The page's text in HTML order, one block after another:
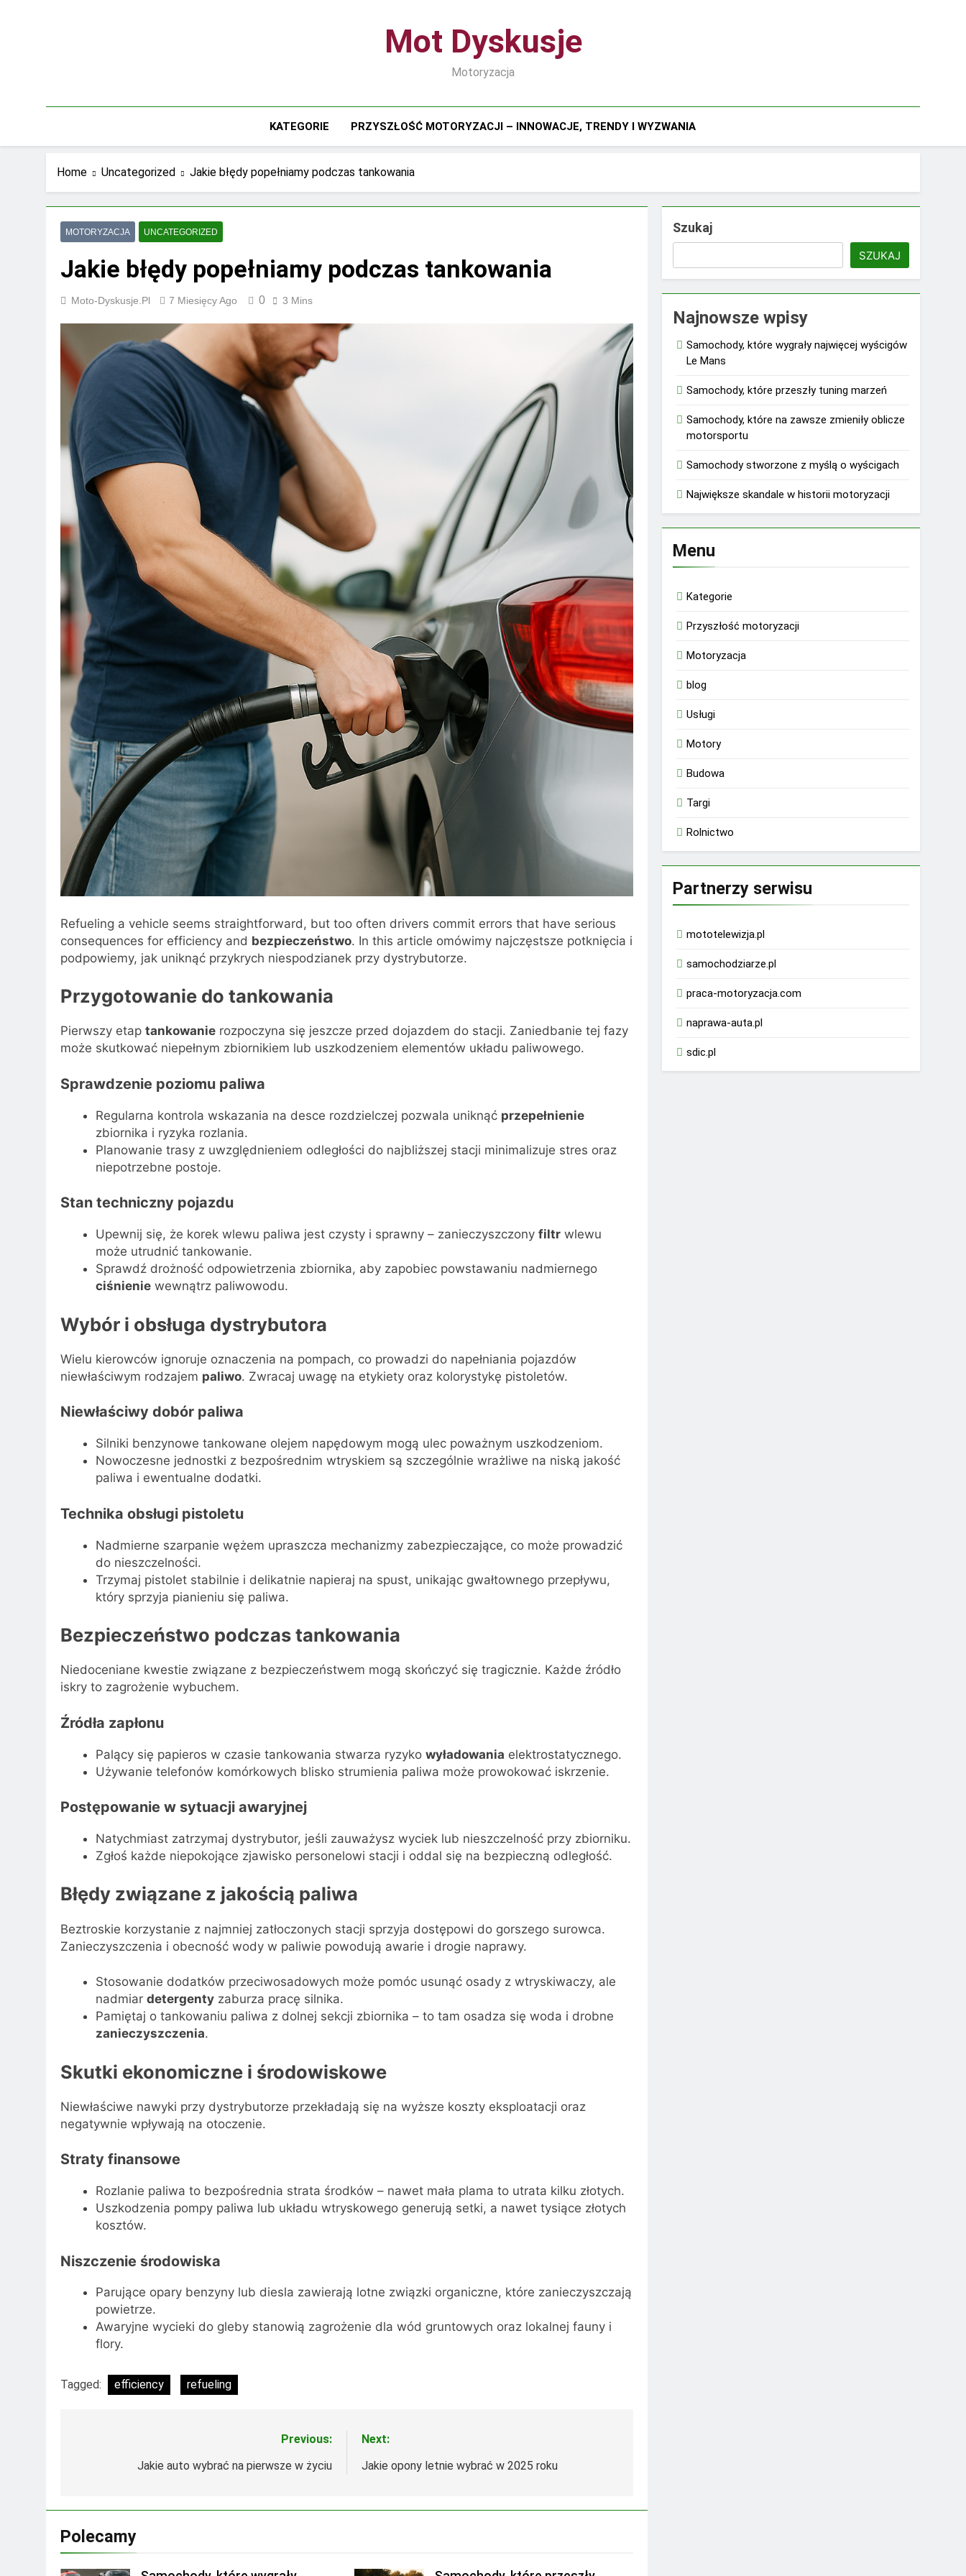
Mot Dyskusje
Motoryzacja
KATEGORIE PRZYSZŁOŚĆ MOTORYZACJI – INNOWACJE, TRENDY I WYZWANIA
Home Uncategorized Jakie błędy popełniamy podczas tankowania
MOTORYZACJA UNCATEGORIZED
Jakie błędy popełniamy podczas tankowania
Moto-Dyskusje.pl 7 Miesięcy Ago 0 3 Mins
Refueling a vehicle seems straightforward, but too often drivers commit errors that have serious
consequences for efficiency and bezpieczeństwo. In this article omówimy najczęstsze potknięcia i
podpowiemy, jak uniknąć przykrych niespodzianek przy dystrybutorze.
Przygotowanie do tankowania
Pierwszy etap tankowanie rozpoczyna się jeszcze przed dojazdem do stacji. Zaniedbanie tej fazy
może skutkować niepełnym zbiornikiem lub uszkodzeniem elementów układu paliwowego.
Sprawdzenie poziomu paliwa
Regularna kontrola wskazania na desce rozdzielczej pozwala uniknąć przepełnienie
zbiornika i ryzyka rozlania.
Planowanie trasy z uwzględnieniem odległości do najbliższej stacji minimalizuje stres oraz
niepotrzebne postoje.
Stan techniczny pojazdu
Upewnij się, że korek wlewu paliwa jest czysty i sprawny – zanieczyszczony filtrwlewu
może utrudnić tankowanie.
Sprawdź drożność odpowietrzenia zbiornika, aby zapobiec powstawaniu nadmiernego
ciśnieniewewnątrz paliwowodu.
Wybór i obsługa dystrybutora
Wielu kierowców ignoruje oznaczenia na pompach, co prowadzi do napełniania pojazdów
niewłaściwym rodzajem paliwo. Zwracaj uwagę na etykiety oraz kolorystykę pistoletów.
Niewłaściwy dobór paliwa
Silniki benzynowe tankowane olejem napędowym mogą ulec poważnym uszkodzeniom.
Nowoczesne jednostki z bezpośrednim wtryskiem są szczególnie wrażliwe na niską jakość
paliwa i ewentualne dodatki.
Technika obsługi pistoletu
Nadmierne szarpanie wężem upraszcza mechanizmy zabezpieczające, co może prowadzić
do nieszczelności.
Trzymaj pistolet stabilnie i delikatnie napieraj na spust, unikając gwałtownego przepływu,
który sprzyja pianieniu się paliwa.
Bezpieczeństwo podczas tankowania
Niedoceniane kwestie związane z bezpieczeństwem mogą skończyć się tragicznie. Każde źródło
iskry to zagrożenie wybuchem.
Źródła zapłonu
Palący się papieros w czasie tankowania stwarza ryzyko wyładowania elektrostatycznego.
Używanie telefonów komórkowych blisko strumienia paliwa może prowokować iskrzenie.
Postępowanie w sytuacji awaryjnej
Natychmiast zatrzymaj dystrybutor, jeśli zauważysz wyciek lub nieszczelność przy zbiorniku.
Zgłoś każde niepokojące zjawisko personelowi stacji i oddal się na bezpieczną odległość.
Błędy związane z jakością paliwa
Beztroskie korzystanie z najmniej zatłoczonych stacji sprzyja dostępowi do gorszego surowca.
Zanieczyszczenia i obecność wody w paliwie powodują awarie i drogie naprawy.
Stosowanie dodatków przeciwosadowych może pomóc usunąć osady z wtryskiwaczy, ale
nadmiar detergentyzaburza pracę silnika.
Pamiętaj o tankowaniu paliwa z dolnej sekcji zbiornika – to tam osadza się woda i drobne
zanieczyszczenia.
Skutki ekonomiczne i środowiskowe
Niewłaściwe nawyki przy dystrybutorze przekładają się na wyższe koszty eksploatacji oraz
negatywnie wpływają na otoczenie.
Straty finansowe
Rozlanie paliwa to bezpośrednia strata środków – nawet mała plama to utrata kilku złotych.
Uszkodzenia pompy paliwa lub układu wtryskowego generują setki, a nawet tysiące złotych
kosztów.
Niszczenie środowiska
Parujące opary benzyny lub diesla zawierają lotne związki organiczne, które zanieczyszczają
powietrze.
Awaryjne wycieki do gleby stanowią zagrożenie dla wód gruntowych oraz lokalnej fauny i
flory.
Tagged: efficiency refueling
Previous:
Jakie auto wybrać na pierwsze w życiu
Next:
Jakie opony letnie wybrać w 2025 roku
Polecamy
Szukaj
SZUKAJ
Najnowsze wpisy
Samochody, które wygrały najwięcej wyścigów
Le Mans
Samochody, które przeszły tuning marzeń
Samochody, które na zawsze zmieniły oblicze
motorsportu
Samochody stworzone z myślą o wyścigach
Największe skandale w historii motoryzacji
Menu
Kategorie
Przyszłość motoryzacji
Motoryzacja
blog
Usługi
Motory
Budowa
Targi
Rolnictwo
Partnerzy serwisu
mototelewizja.pl
samochodziarze.pl
praca-motoryzacja.com
naprawa-auta.pl
sdic.pl